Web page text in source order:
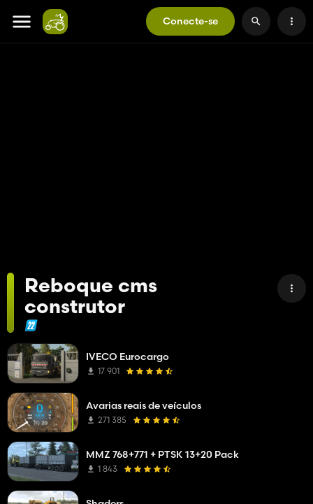
Conecte-se
Reboque cms
construtor
IVECO Eurocargo
17 901
Avarias reais de veículos
271 385
MMZ 768+771 + PTSK 13+20 Pack
1 843